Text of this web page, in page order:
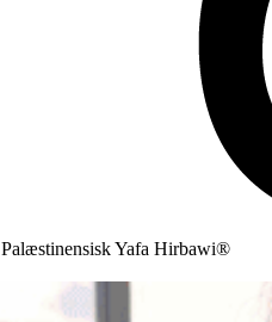
Palæstinensisk Yafa Hirbawi®